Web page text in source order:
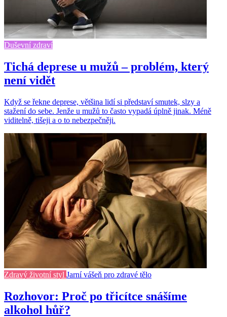
Duševní zdraví
Tichá deprese u mužů – problém, který
není vidět
Když se řekne deprese, většina lidí si představí smutek, slzy a
stažení do sebe. Jenže u mužů to často vypadá úplně jinak. Méně
viditelně, tišeji a o to nebezpečněji.
Zdravý životní styl Jarní vášeň pro zdravé tělo
Rozhovor: Proč po třicítce snášíme
alkohol hůř?